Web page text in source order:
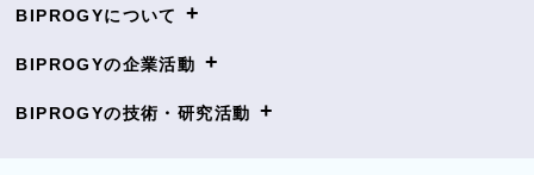
BIPROGYについて +
BIPROGYの企業活動 +
BIPROGYの技術・研究活動 +